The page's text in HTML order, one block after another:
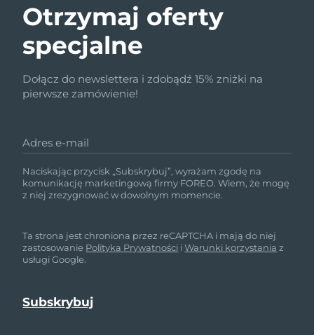
Otrzymaj oferty
specjalne
Dołącz do newslettera i zdobądź 15% zniżki na
pierwsze zamówienie!
Adres e-mail
Naciskając przycisk „Subskrybuj”, wyrażam zgodę na
komunikację marketingową firmy FOREO. Wiem, że mogę
z niej zrezygnować w dowolnym momencie.
Ta strona jest chroniona przez reCAPTCHA i mają do niej
zastosowanie Polityka Prywatności iWarunki korzystania z
usługi Google.